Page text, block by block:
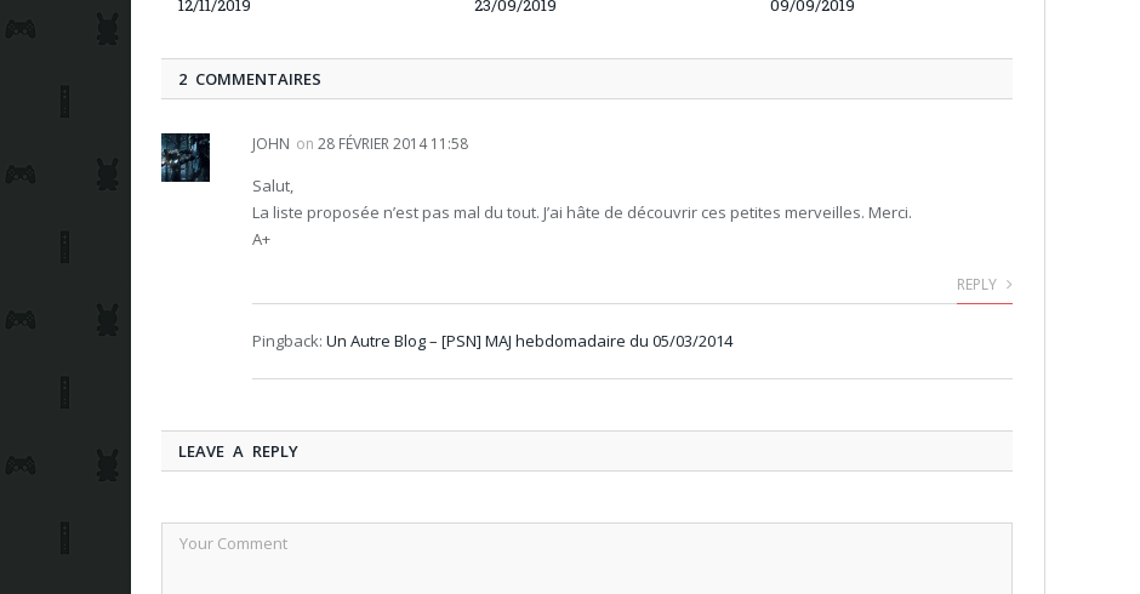
12/11/2019
23/09/2019
09/09/2019
2 COMMENTAIRES
JOHN on 28 FÉVRIER 2014 11:58
Salut,
La liste proposée n’est pas mal du tout. J’ai hâte de découvrir ces petites merveilles. Merci.
A+
REPLY
Pingback: Un Autre Blog – [PSN] MAJ hebdomadaire du 05/03/2014
LEAVE A REPLY